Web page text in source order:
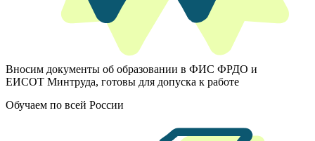
Вносим документы об образовании в ФИС ФРДО и
ЕИСОТ Минтруда, готовы для допуска к работе
Обучаем по всей России